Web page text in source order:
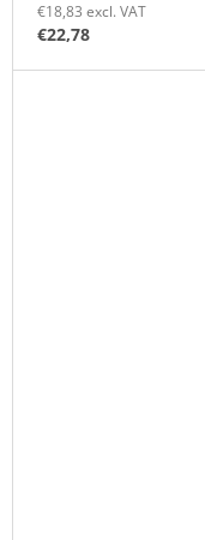
€18,83 excl. VAT
€22,78